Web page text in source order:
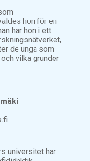
hon för en
har hon i ett
de unga som
vilka grunder
universitet har